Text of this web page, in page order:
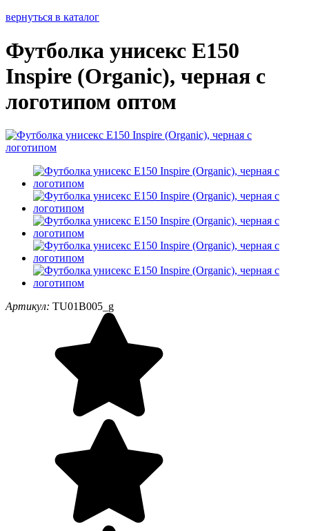
вернуться в каталог
Футболка унисекс E150
Inspire (Organic), черная с
логотипом оптом
Артикул: TU01B005_g